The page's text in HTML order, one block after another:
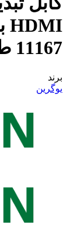
11167 طول 1.5 متر
برند
یوگرین